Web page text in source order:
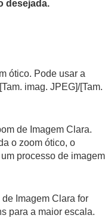
(fotografia
alta
e o formato de
disponíveis com
desejada.
ótico. Pode usar a
[Tam. imag. JPEG]/[Tam.
de Imagem Clara.
o zoom ótico, o
processo de imagem
Imagem Clara for
para a maior escala.